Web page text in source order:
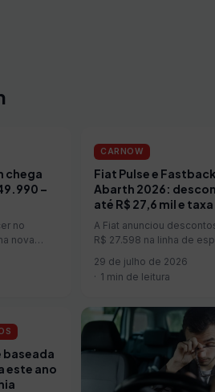
chega
–
no
nova
versão
com
e Laramie
CARNOW
Fiat Pulse e Fastback
Abarth 2026:
até R$ 27,6 mil e
A Fiat anunciou
R$ 27.598 na linha de
condições são
compras no varejo e
taxa zero e
50 vezes, em referência
29 de julho de 2026
1 min de leitura
baseada
este ano